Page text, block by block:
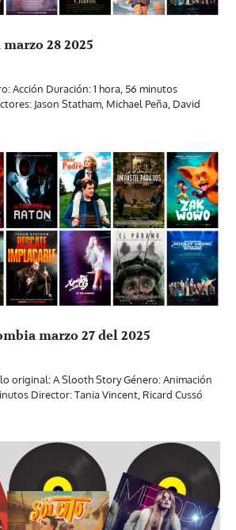
28 2025
Acción Duración: 1 hora, 56 minutos
Jason Statham, Michael Peña, David
marzo 27 del 2025
original: A Slooth Story Género: Animación
Director: Tania Vincent, Ricard Cussó